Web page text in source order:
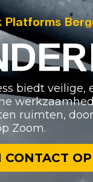
Platforms
biedt
ruimten,
Zoom.
CONTACT OP